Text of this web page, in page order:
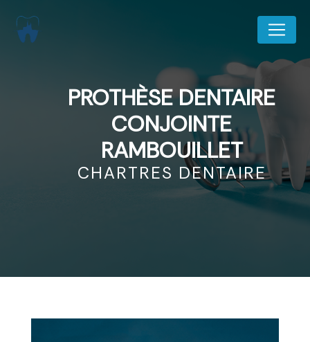
PROTHÈSE DENTAIRE
CONJOINTE
RAMBOUILLET
CHARTRES DENTAIRE